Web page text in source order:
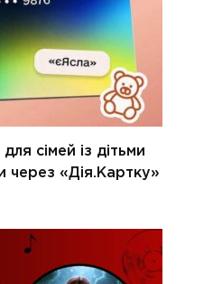
сімей із дітьми
через «Дія.Картку»